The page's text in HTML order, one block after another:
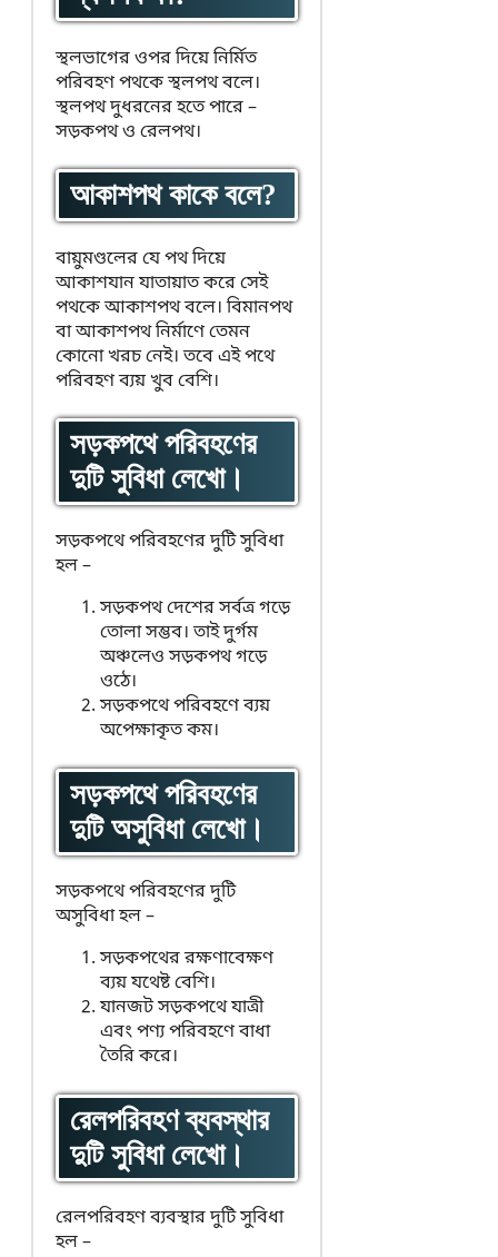
স্থলভাগের ওপর দিয়ে নির্মিত
পরিবহণ পথকে স্থলপথ বলে।
স্থলপথ দুধরনের হতে পারে –
সড়কপথ ও রেলপথ।
আকাশপথ কাকে বলে?
বায়ুমণ্ডলের যে পথ দিয়ে
আকাশযান যাতায়াত করে সেই
পথকে আকাশপথ বলে। বিমানপথ
বা আকাশপথ নির্মাণে তেমন
কোনো খরচ নেই। তবে এই পথে
পরিবহণ ব্যয় খুব বেশি।
সড়কপথে পরিবহণের
দুটি সুবিধা লেখো।
সড়কপথে পরিবহণের দুটি সুবিধা
হল –
সড়কপথ দেশের সর্বত্র গড়ে
তোলা সম্ভব। তাই দুর্গম
অঞ্চলেও সড়কপথ গড়ে
ওঠে।
সড়কপথে পরিবহণে ব্যয়
অপেক্ষাকৃত কম।
সড়কপথে পরিবহণের
দুটি অসুবিধা লেখো।
সড়কপথে পরিবহণের দুটি
অসুবিধা হল –
সড়কপথের রক্ষণাবেক্ষণ
ব্যয় যথেষ্ট বেশি।
যানজট সড়কপথে যাত্রী
এবং পণ্য পরিবহণে বাধা
তৈরি করে।
রেলপরিবহণ ব্যবস্থার
দুটি সুবিধা লেখো।
রেলপরিবহণ ব্যবস্থার দুটি সুবিধা
হল –